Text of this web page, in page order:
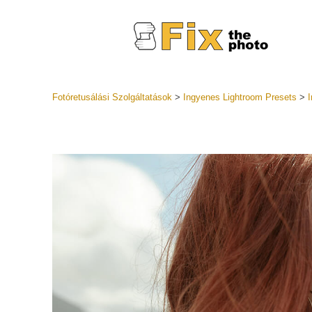
Legjobb
Mobil
Fotóretusálási Szolgáltatások> Ingyenes Lightroom Presets >